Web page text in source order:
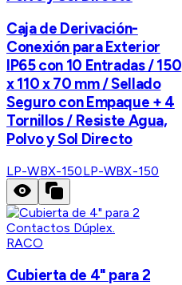
Caja de Derivación-
Conexión para Exterior
IP65 con 10 Entradas / 150
x 110 x 70 mm / Sellado
Seguro con Empaque + 4
Tornillos / Resiste Agua,
Polvo y Sol Directo
LP-WBX-150LP-WBX-150
RACO
Cubierta de 4" para 2